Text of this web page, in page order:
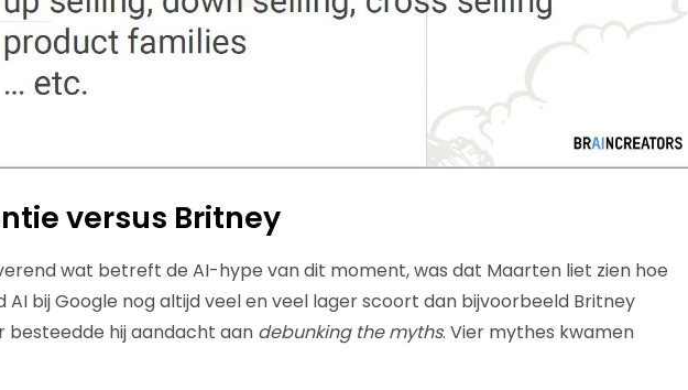
versus Britney
wat betreft de AI-hype van dit moment, was dat Maarten liet zien hoe
AI bij Google nog altijd veel en veel lager scoort dan bijvoorbeeld Britney
besteedde hij aandacht aan debunking the myths. Vier mythes kwamen